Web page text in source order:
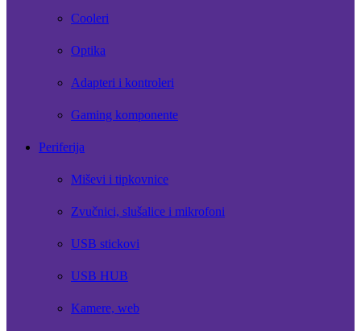
Cooleri
Optika
Adapteri i kontroleri
Gaming komponente
Periferija
Miševi i tipkovnice
Zvučnici, slušalice i mikrofoni
USB stickovi
USB HUB
Kamere, web